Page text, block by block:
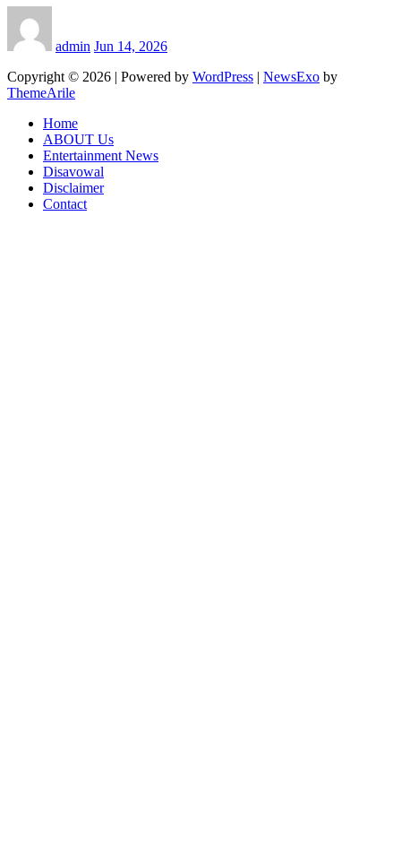
admin Jun 14, 2026
Copyright © 2026 | Powered by WordPress | NewsExo by
ThemeArile
Home
ABOUT Us
Entertainment News
Disavowal
Disclaimer
Contact